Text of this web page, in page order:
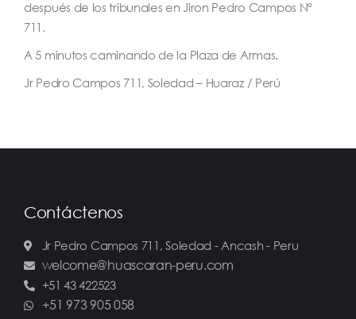
después de los tribunales en Jiron Pedro Campos Nº
711.
A 5 minutos caminando de la Plaza de Armas.
Jr Pedro Campos 711, Soledad – Huaraz / Perú
Contáctenos
Jr Pedro Campos 711, Soledad - Ancash - Peru
welcome@huascaran-peru.com
+51 43 422523
+51 973 905 058